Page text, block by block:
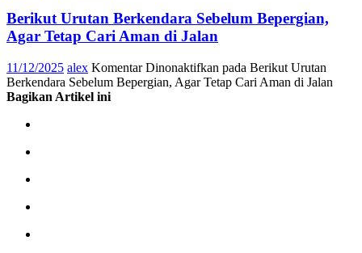
Berikut Urutan Berkendara Sebelum Bepergian,
Agar Tetap Cari Aman di Jalan
11/12/2025 alex Komentar Dinonaktifkan pada Berikut Urutan
Berkendara Sebelum Bepergian, Agar Tetap Cari Aman di Jalan
Bagikan Artikel ini